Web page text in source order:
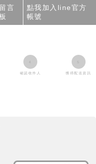
留言
點我加入line官方
帳號
確認收件人 獲得配送資訊